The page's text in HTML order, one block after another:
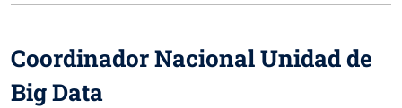
location_onLos Lagos
Coordinador Nacional Unidad de
Big Data